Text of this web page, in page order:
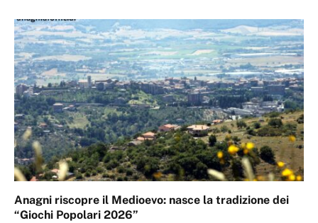
Anagni riscopre il Medioevo: nasce la tradizione dei
“Giochi Popolari 2026”